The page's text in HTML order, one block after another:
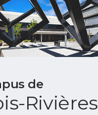
de
Rivières